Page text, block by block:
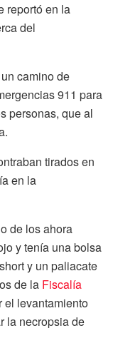
reportó en la
del
camino de
911 para
personas, que al
tirados en
en la
de los ahora
y tenía una bolsa
y un paliacate
de la Fiscalía
el levantamiento
la necropsia de